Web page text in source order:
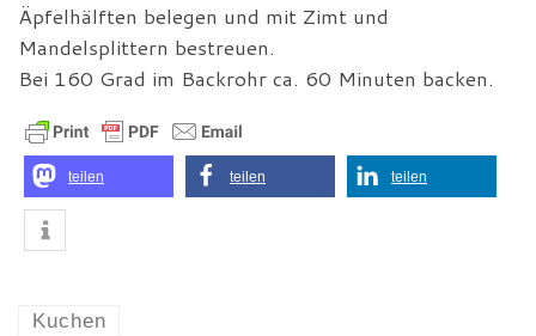
Äpfelhälften belegen und mit Zimt und
Mandelsplittern bestreuen.
Bei 160 Grad im Backrohr ca. 60 Minuten backen.
teilen teilen teilen
Kuchen